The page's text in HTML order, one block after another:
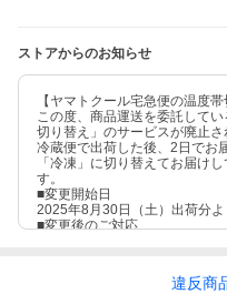
ストアからのお知らせ
【ヤマトクール宅急便の温度
この度、商品運送を委託して
切り替え」のサービスが廃止さ
冷蔵便で出荷した後、2日でお
「冷凍」に切り替えてお届け
す。
■変更開始日
2025年8月30日（土）出荷分よ
■変更後のご対応
違反商